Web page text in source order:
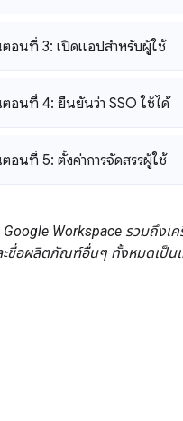
อนที่ 3: เปิดแอปสำหรับผู้ใช้
อนที่ 4: ยืนยันว่า SSO ใช้ได้
อนที่ 5: ตั้งค่าการจัดสรรผู้ใช้
Google Workspace รวมถึงเ
ชื่อผลิตภัณฑ์อื่นๆ ทั้งหมดเป็น